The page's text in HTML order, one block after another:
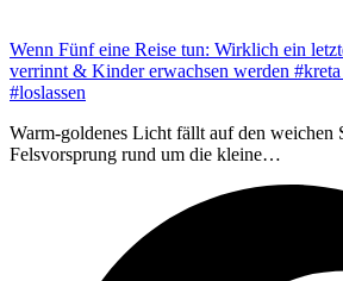
Wenn Fünf eine Reise tun: Wirklich ein
verrinnt & Kinder erwachsen werden
#loslassen
Warm-goldenes Licht fällt auf den weichen
Felsvorsprung rund um die kleine…